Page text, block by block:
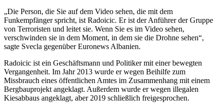
„Die Person, die Sie auf dem Video sehen, die mit dem
Funkempfänger spricht, ist Radoicic. Er ist der Anführer der Gruppe
von Terroristen und leitet sie. Wenn Sie es im Video sehen,
verschwinden sie in dem Moment, in dem sie die Drohne sehen“,
sagte Svecla gegenüber Euronews Albanien.
Radoicic ist ein Geschäftsmann und Politiker mit einer bewegten
Vergangenheit. Im Jahr 2013 wurde er wegen Beihilfe zum
Missbrauch eines öffentlichen Amtes im Zusammenhang mit einem
Bergbauprojekt angeklagt. Außerdem wurde er wegen illegalen
Kiesabbaus angeklagt, aber 2019 schließlich freigesprochen.